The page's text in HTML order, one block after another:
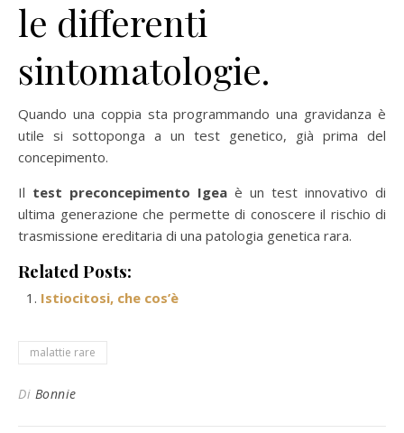
le differenti
sintomatologie.
Quando una coppia sta programmando una gravidanza è
utile si sottoponga a un test genetico, già prima del
concepimento.
Il test preconcepimento Igea è un test innovativo di
ultima generazione che permette di conoscere il rischio di
trasmissione ereditaria di una patologia genetica rara.
Related Posts:
Istiocitosi, che cos’è
malattie rare
Di Bonnie